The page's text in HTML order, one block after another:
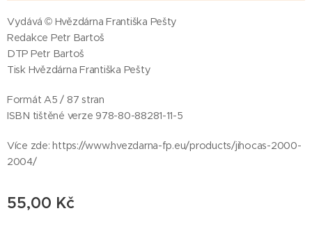
Vydává © Hvězdárna Františka Pešty
Redakce Petr Bartoš
DTP Petr Bartoš
Tisk Hvězdárna Františka Pešty
Formát A5 / 87 stran
ISBN tištěné verze 978-80-88281-11-5
Více zde: https://www.hvezdarna-fp.eu/products/jihocas-2000-
2004/
55,00 Kč